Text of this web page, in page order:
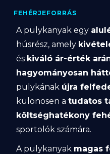
FEHÉRJEFORRÁS
A pulykanyak egy
húsrész, amely
és kiváló ár-érték
hagyományosan
pulykának újra
különösen atudatos
költséghatékony
sportolók számára.
A pulykanyak magas